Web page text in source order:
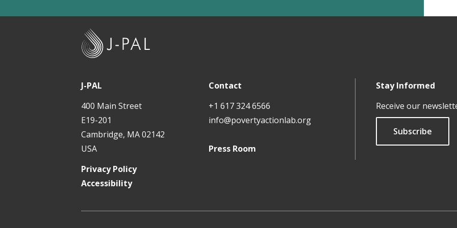
J-PAL
400 Main Street
E19-201
Cambridge, MA 02142
USA
Contact
+1 617 324 6566
info@povertyactionlab.org
Press Room
Stay Informed
Receive our
Subscribe
Privacy Policy
Accessibility